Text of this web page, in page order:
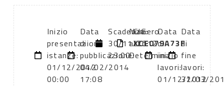
Inizio
presentazione
istanze:
01/12/2012
00:00
Data
di
pubblicazione:
04/02/2014
17:08
Scadenza:
30/11/2012
23:00
Numero
atto:
Determina
CIG:
XCE079A73F
Data
di
inizio
lavori:
01/12/2012
Data
di
fine
lavori:
31/03/